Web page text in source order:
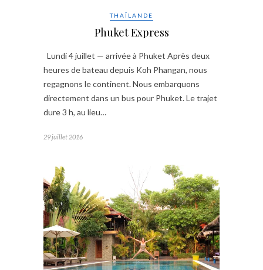
THAÏLANDE
Phuket Express
Lundi 4 juillet — arrivée à Phuket Après deux
heures de bateau depuis Koh Phangan, nous
regagnons le continent. Nous embarquons
directement dans un bus pour Phuket. Le trajet
dure 3 h, au lieu…
29 juillet 2016